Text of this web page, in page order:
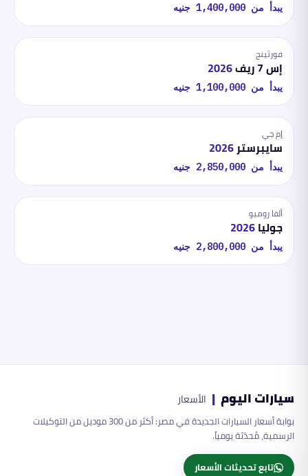
يبدأ من 1,400,000 جنيه
فورثينج
إس 7 ريف 2026
يبدأ من 1,100,000 جنيه
إم جي
سايبرستر2026
يبدأ من 2,850,000 جنيه
ألفا روميو
جوليا2026
يبدأ من 2,800,000 جنيه
سيارات اليوم | الأسعار
بوابة أسعار السيارات الجديدة في مصر: أكثر من 300 موديل من التوكيلات
الرسمية، مُحدّثة يومياً.
تابع تحديثات الأسعار